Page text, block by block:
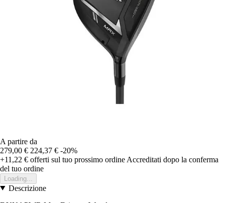
A partire da
279,00 € 224,37 € -20%
+11,22 € offerti sul tuo prossimo ordine Accreditati dopo la conferma
del tuo ordine
Loading...
Descrizione